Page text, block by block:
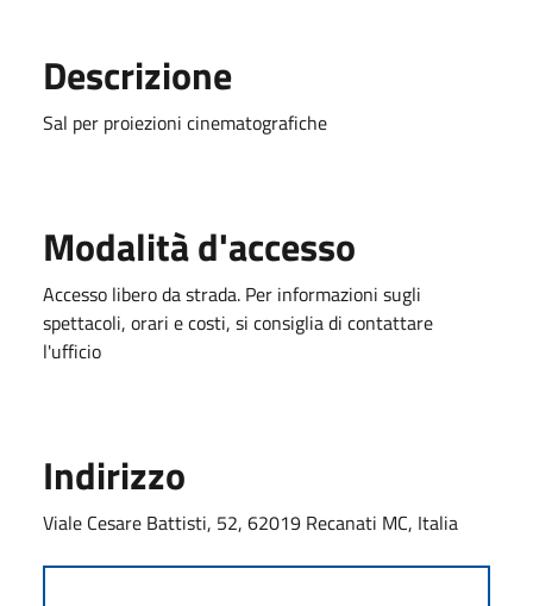
Descrizione
Sal per proiezioni cinematografiche
Modalità d'accesso
Accesso libero da strada. Per informazioni sugli
spettacoli, orari e costi, si consiglia di contattare
l'ufficio
Indirizzo
Viale Cesare Battisti, 52, 62019 Recanati MC, Italia